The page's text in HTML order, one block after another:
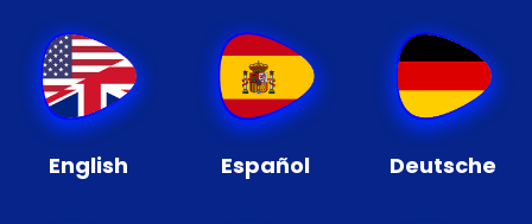
English Español Deutsche